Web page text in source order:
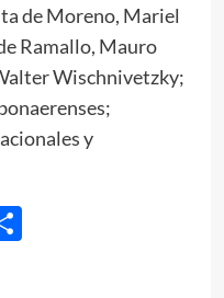
de Moreno, Mariel
Ramallo, Mauro
Wischnivetzky;
y
Compartir